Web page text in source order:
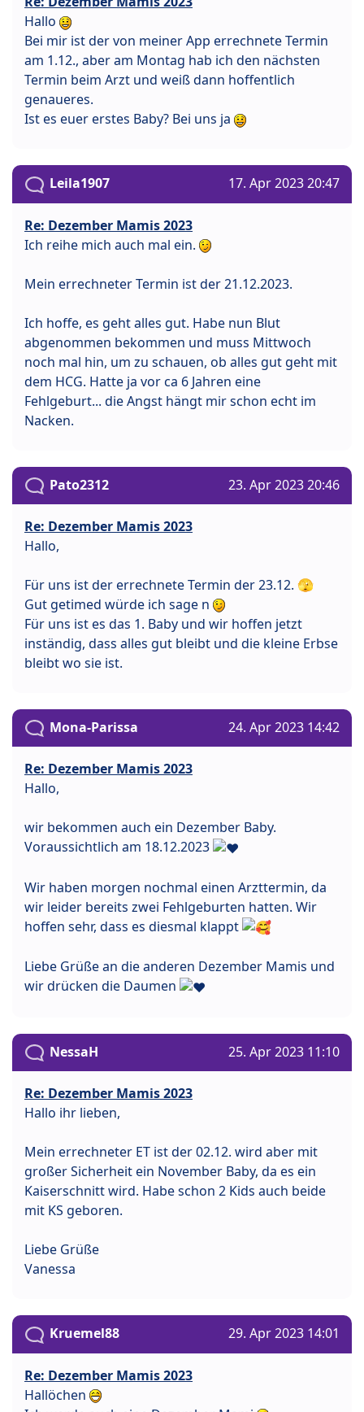
Hallo
Bei mir ist der von meiner App errechnete Termin
am 1.12., aber am Montag hab ich den nächsten
Termin beim Arzt und weiß dann hoffentlich
genaueres.
Ist es euer erstes Baby? Bei uns ja
Leila1907 17. Apr 2023 20:47
Re: Dezember Mamis 2023
Ich reihe mich auch mal ein.
Mein errechneter Termin ist der 21.12.2023.
Ich hoffe, es geht alles gut. Habe nun Blut
abgenommen bekommen und muss Mittwoch
noch mal hin, um zu schauen, ob alles gut geht mit
dem HCG. Hatte ja vor ca 6 Jahren eine
Fehlgeburt... die Angst hängt mir schon echt im
Nacken.
Pato2312 23. Apr 2023 20:46
Re: Dezember Mamis 2023
Hallo,
Für uns ist der errechnete Termin der 23.12. 🫣
Gut getimed würde ich sage n
Für uns ist es das 1. Baby und wir hoffen jetzt
inständig, dass alles gut bleibt und die kleine Erbse
bleibt wo sie ist.
Mona-Parissa 24. Apr 2023 14:42
Re: Dezember Mamis 2023
Hallo,
wir bekommen auch ein Dezember Baby.
Voraussichtlich am 18.12.2023
Wir haben morgen nochmal einen Arzttermin, da
wir leider bereits zwei Fehlgeburten hatten. Wir
hoffen sehr, dass es diesmal klappt
Liebe Grüße an die anderen Dezember Mamis und
wir drücken die Daumen
NessaH 25. Apr 2023 11:10
Re: Dezember Mamis 2023
Hallo ihr lieben,
Mein errechneter ET ist der 02.12. wird aber mit
großer Sicherheit ein November Baby, da es ein
Kaiserschnitt wird. Habe schon 2 Kids auch beide
mit KS geboren.
Liebe Grüße
Vanessa
Kruemel88 29. Apr 2023 14:01
Re: Dezember Mamis 2023
Hallöchen